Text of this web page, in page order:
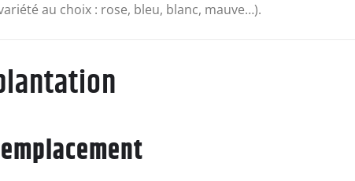
au choix : rose, bleu, blanc, mauve…).